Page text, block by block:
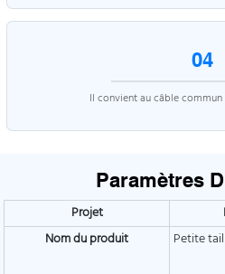
04
Il convient au câble
Paramètres
Projet
Nom du produit
Petite